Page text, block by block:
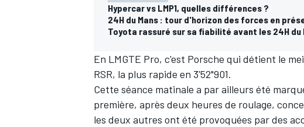
Hypercar vs LMP1, quelles différences ?
24H du Mans : tour d'horizon des forces en
Toyota rassuré sur sa fiabilité avant les 24H du
En LMGTE Pro, c'est Porsche qui détient le
RSR, la plus rapide en 3'52"901.
Cette séance matinale a par ailleurs été
première, après deux heures de roulage,
les deux autres ont été provoquées par des